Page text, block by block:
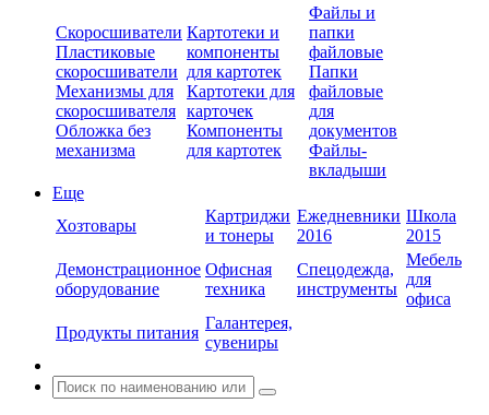
Скоросшиватели
Пластиковые
скоросшиватели
Механизмы для
скоросшивателя
Обложка без
механизма
Картотеки и
компоненты
для картотек
Картотеки для
карточек
Компоненты
для картотек
Файлы и
папки
файловые
Папки
файловые
для
документов
Файлы-
вкладыши
Еще
Хозтовары
Картриджи
и тонеры
Ежедневники
2016
Школа
2015
Демонстрационное
оборудование
Офисная
техника
Спецодежда,
инструменты
Мебель
для
офиса
Продукты питания
Галантерея,
сувениры